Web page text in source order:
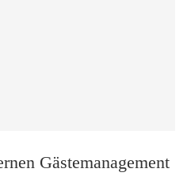
Gäste­management